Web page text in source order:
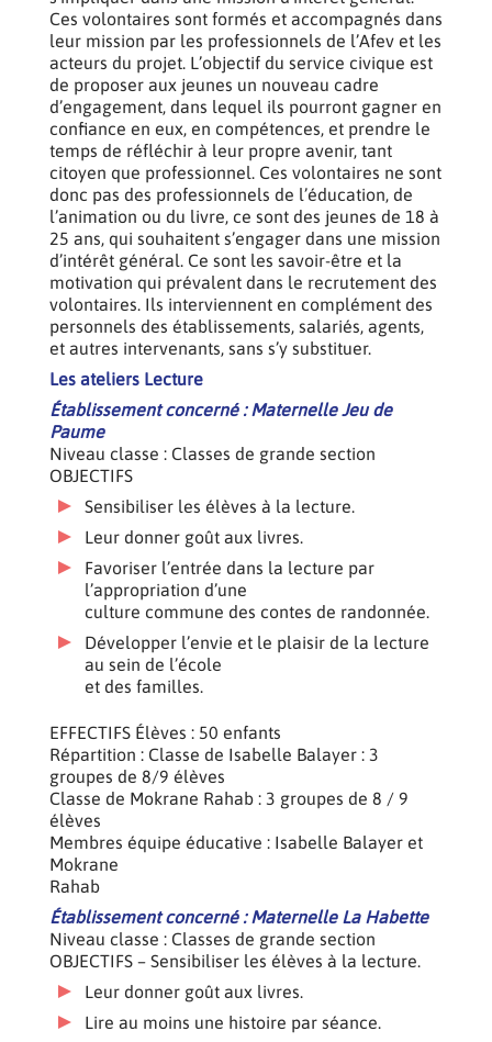
Ces volontaires sont formés et accompagnés dans
leur mission par les professionnels de l’Afev et les
acteurs du projet. L’objectif du service civique est
de proposer aux jeunes un nouveau cadre
d’engagement, dans lequel ils pourront gagner en
confiance en eux, en compétences, et prendre le
temps de réfléchir à leur propre avenir, tant
citoyen que professionnel. Ces volontaires ne sont
donc pas des professionnels de l’éducation, de
l’animation ou du livre, ce sont des jeunes de 18 à
25 ans, qui souhaitent s’engager dans une mission
d’intérêt général. Ce sont les savoir-être et la
motivation qui prévalent dans le recrutement des
volontaires. Ils interviennent en complément des
personnels des établissements, salariés, agents,
et autres intervenants, sans s’y substituer.
Les ateliers Lecture
Établissement concerné : Maternelle Jeu de
Paume
Niveau classe : Classes de grande section
OBJECTIFS
Sensibiliser les élèves à la lecture.
Leur donner goût aux livres.
Favoriser l’entrée dans la lecture par
l’appropriation d’une
culture commune des contes de randonnée.
Développer l’envie et le plaisir de la lecture
au sein de l’école
et des familles.
EFFECTIFS Élèves : 50 enfants
Répartition : Classe de Isabelle Balayer : 3
groupes de 8/9 élèves
Classe de Mokrane Rahab : 3 groupes de 8 / 9
élèves
Membres équipe éducative : Isabelle Balayer et
Mokrane
Rahab
Établissement concerné : Maternelle La Habette
Niveau classe : Classes de grande section
OBJECTIFS – Sensibiliser les élèves à la lecture.
Leur donner goût aux livres.
Lire au moins une histoire par séance.